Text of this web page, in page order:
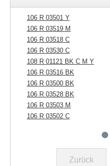
106 R 03501 Y
106 R 03519 M
106 R 03518 C
106 R 03530 C
108 R 01121 BK C M Y
106 R 03516 BK
106 R 03500 BK
106 R 03528 BK
106 R 03503 M
106 R 03502 C
Zurück